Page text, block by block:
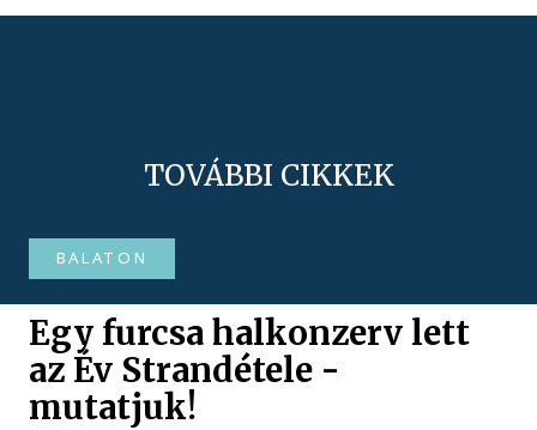
TOVÁBBI CIKKEK
BALATON
Egy furcsa halkonzerv lett
az Év Strandétele -
mutatjuk!